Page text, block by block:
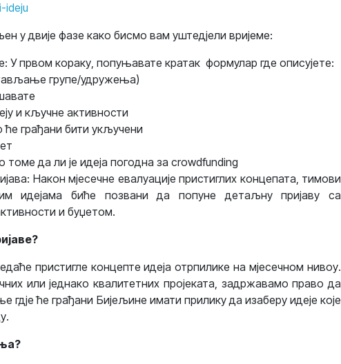
ideju
у двије фазе како бисмо вам уштед‌јели вријеме:
У првом кораку, попуњавате кратак формулар где описујете:
групе/удружења)
и кључне активности
грађани бити укључени
да ли је идеја погодна за crowdfunding
Након мјесечне евалуације пристиглих концепата, тимови
идејама биће позвани да попуне детаљну пријаву са
и буџетом.
пристигле концепте идеја отрпилике на мјесечном нивоу.
или једнако квалитетних пројеката, задржавамо право да
гдје ће грађани Бијељине имати прилику да изаберу идеје које